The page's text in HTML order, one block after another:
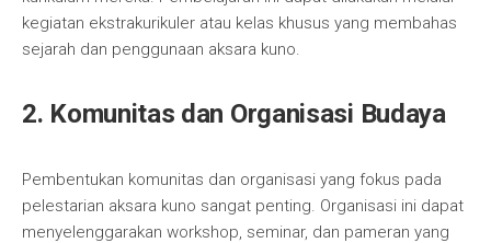
kegiatan ekstrakurikuler atau kelas khusus yang membahas
sejarah dan penggunaan aksara kuno.
2. Komunitas dan Organisasi Budaya
Pembentukan komunitas dan organisasi yang fokus pada
pelestarian aksara kuno sangat penting. Organisasi ini dapat
menyelenggarakan workshop, seminar, dan pameran yang